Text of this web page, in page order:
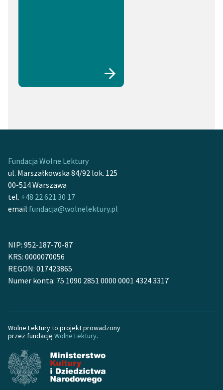
Fundacja Wolne Lektury
ul. Marszałkowska 84/92 lok. 125
00-514 Warszawa
tel. +48 22 621 30 17
email fundacja@wolnelektury.pl
NIP: 952-187-70-87
KRS: 0000070056
REGON: 017423865
Numer konta: 75 1090 2851 0000 0001 4324 3317
Wolne Lektury to projekt prowadzony
przez fundację Wolne Lektury.